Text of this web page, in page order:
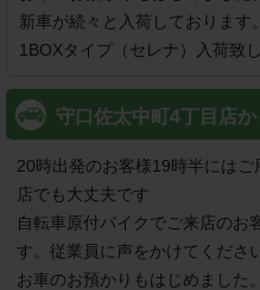
新車が続々と入荷しております。
守口佐太中町4丁目店
20時出発のお客様19時半には
店でも大丈夫です
自転車原付バイクでご来店のお
す。従業員に声をかけてください
お車のお預かりもはじめました